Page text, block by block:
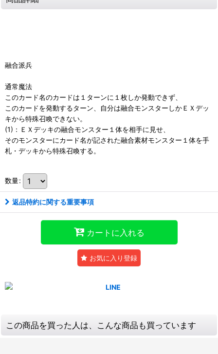
融合派兵
通常魔法
このカード名のカードは１ターンに１枚しか発動できず、
このカードを発動するターン、自分は融合モンスターしかＥＸデッ
キから特殊召喚できない。
(1)：ＥＸデッキの融合モンスター１体を相手に見せ、
そのモンスターにカード名が記された融合素材モンスター１体を手
札・デッキから特殊召喚する。
数量:
返品特約に関する重要事項
カートに入れる
お気に入り登録
この商品を買った人は、こんな商品も買っています